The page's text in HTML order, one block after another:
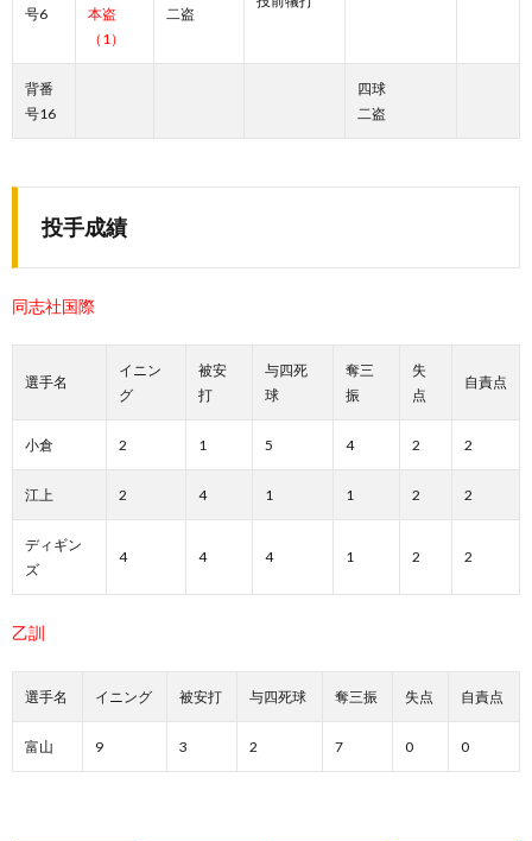
号6
本盗
（1）
二盗
背番
号16
四球
二盗
投手成績
同志社国際
選手名
イニン
グ
被安
打
与四死
球
奪三
振
失
点
自責点
小倉 2 1 5 4 2 2
江上 2 4 1 1 2 2
ディギン
ズ
4 4 4 1 2 2
乙訓
選手名 イニング 被安打 与四死球 奪三振 失点 自責点
富山 9 3 2 7 0 0